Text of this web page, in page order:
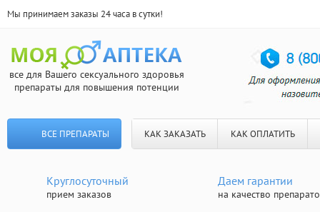
Мы принимаем заказы 24 часа в сутки!
все для Вашего сексуального здоровья
препараты для повышения потенции
ВСЕ ПРЕПАРАТЫ КАК ЗАКАЗАТЬ КАК ОПЛАТИТЬ
Круглосуточный
прием заказов
Даем гарантии
на качество